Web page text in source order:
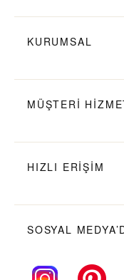
KURUMSAL
MÜŞTERİ
HIZLI ERİŞİM
SOSYAL